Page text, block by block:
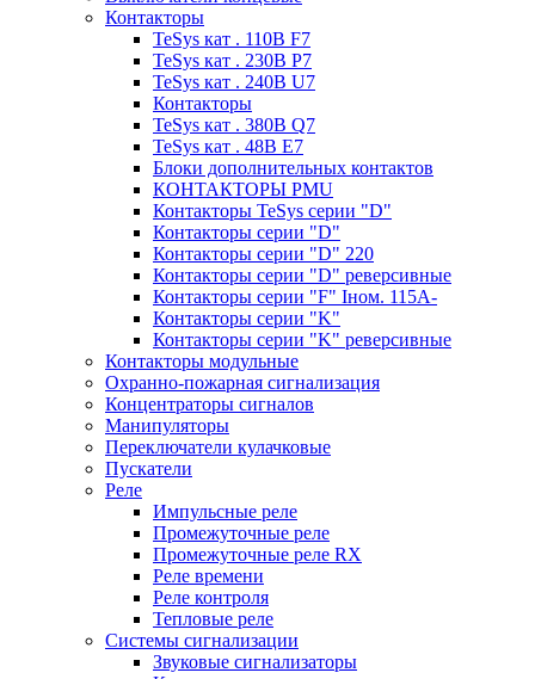
Контакторы
TeSys кат . 110В F7
TeSys кат . 230В P7
TeSys кат . 240В U7
Контакторы
TeSys кат . 380В Q7
TeSys кат . 48В E7
Блоки дополнительных контактов
КОНТАКТОРЫ PMU
Контакторы TeSys серии "D"
Контакторы серии "D"
Контакторы серии "D" 220
Контакторы серии "D" реверсивные
Контакторы серии "F" Iном. 115А-
Контакторы серии "K"
Контакторы серии "K" реверсивные
Контакторы модульные
Охранно-пожарная сигнализация
Концентраторы сигналов
Манипуляторы
Переключатели кулачковые
Пускатели
Реле
Импульсные реле
Промежуточные реле
Промежуточные реле RX
Реле времени
Реле контроля
Тепловые реле
Системы сигнализации
Звуковые сигнализаторы